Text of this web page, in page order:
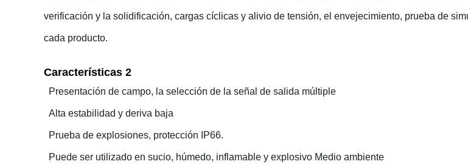
verificación y la solidificación, cargas cíclicas y alivio de tensión, el envejecimiento, prueba de
cada producto.
Características 2
Presentación de campo, la selección de la señal de salida múltiple
Alta estabilidad y deriva baja
Prueba de explosiones, protección IP66.
Puede ser utilizado en sucio, húmedo, inflamable y explosivo Medio ambiente